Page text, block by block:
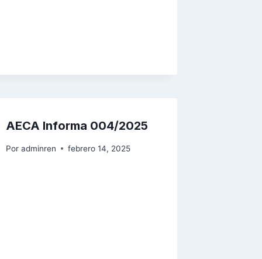
AECA Informa 004/2025
Por adminren febrero 14, 2025